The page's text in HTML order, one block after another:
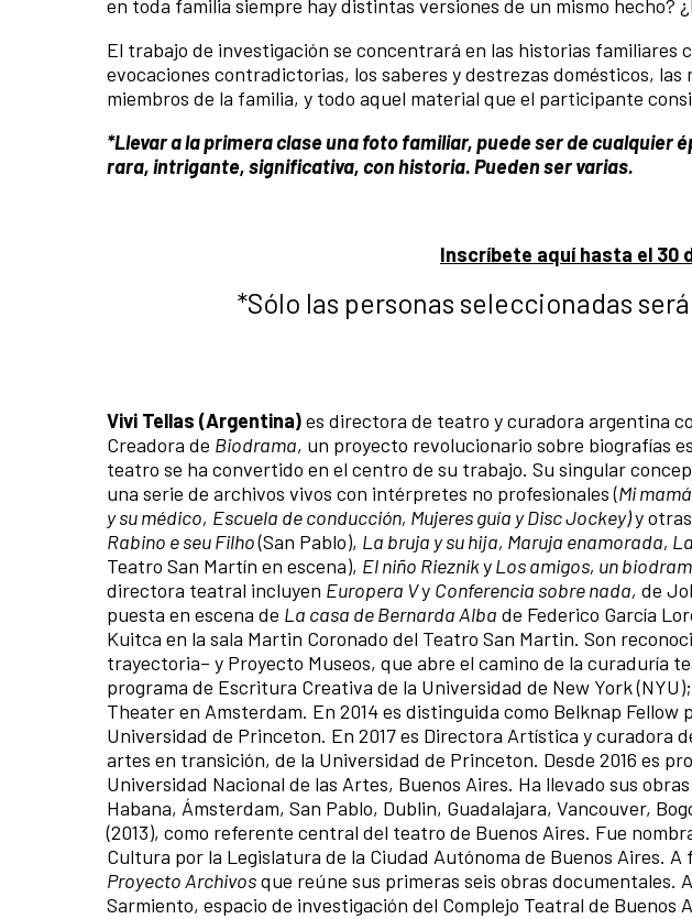
en toda familia siempre hay distintas versiones de un mismo hecho?
El trabajo de investigación se concentrará en las historias familiares
evocaciones contradictorias, los saberes y destrezas domésticos,
miembros de la familia, y todo aquel material que el participante
*Llevar a la primera clase una foto familiar, puede ser de cualquier
rara, intrigante, significativa, con historia. Pueden ser varias.
Inscríbete aquí hasta el 30
*Sólo las personas seleccionadas
Vivi Tellas (Argentina)es directora de teatro y curadora argentina
Creadora de Biodrama, un proyecto revolucionario sobre biografías
teatro se ha convertido en el centro de su trabajo. Su singular
una serie de archivos vivos con intérpretes no profesionales (Mi
y su médico, Escuela de conducción, Mujeres guía y Disc Jockey)y
Rabino e seu Filho(San Pablo), La bruja y su hija, Maruja enamorada,
Teatro San Martín en escena), El niño RieznikyLos amigos, un
directora teatral incluyen Europera Vy Conferencia sobre nada, de
puesta en escena de La casa de Bernarda Alba de Federico García
Kuitca en la sala Martin Coronado del Teatro San Martin. Son
trayectoria– y Proyecto Museos, que abre el camino de la curaduría
programa de Escritura Creativa de la Universidad de New York
Theater en Amsterdam. En 2014 es distinguida como Belknap Fellow
Universidad de Princeton. En 2017 es Directora Artística y curadora
artes en transición, de la Universidad de Princeton. Desde 2016 es
Universidad Nacional de las Artes, Buenos Aires. Ha llevado sus
Habana, Ámsterdam, San Pablo, Dublin, Guadalajara, Vancouver,
(2013), como referente central del teatro de Buenos Aires. Fue
Cultura por la Legislatura de la Ciudad Autónoma de Buenos Aires. A
Proyecto Archivosque reúne sus primeras seis obras
Sarmiento, espacio de investigación del Complejo Teatral de Buenos